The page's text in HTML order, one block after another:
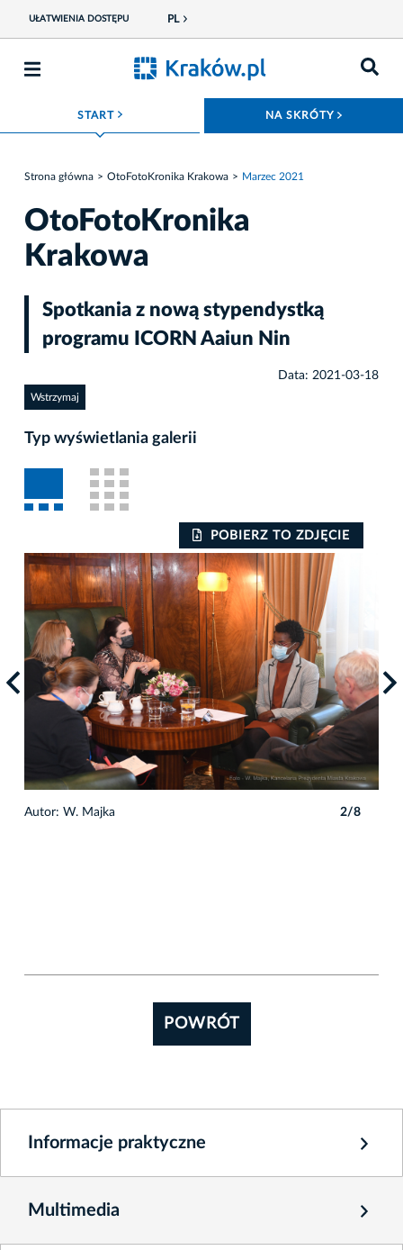
UŁATWIENIA DOSTĘPU PL
START ROZWIŃ MENU NA SKRÓTY
Strona główna OtoFotoKronika Krakowa Marzec 2021
OtoFotoKronika
Krakowa
Spotkania z nową stypendystką
programu ICORN Aaiun Nin
Data: 2021-03-18
Wstrzymaj
Typ wyświetlania galerii
POBIERZ TO ZDJĘCIE
Autor: W. Majka 2/8
POWRÓT
Informacje praktyczne
Multimedia